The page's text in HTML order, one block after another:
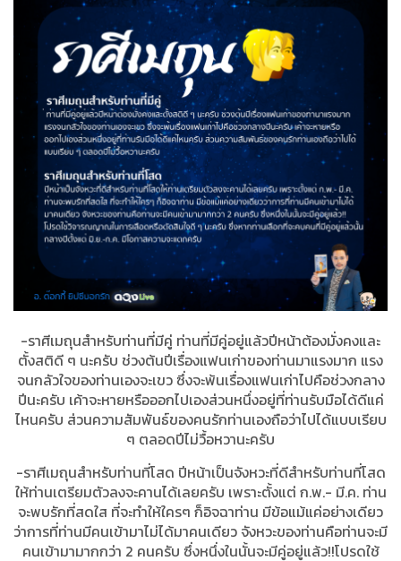
-ราศีเมถุนสำหรับท่านที่มีคู่ ท่านที่มีคู่อยู่แล้วปีหน้าต้องมั่งคงและ
ตั้งสติดี ๆ นะครับ ช่วงต้นปีเรื่องแฟนเก่าของท่านมาแรงมาก แรง
จนกลัวใจของท่านเองจะเขว ซึ่งจะพ้นเรื่องแฟนเก่าไปคือช่วงกลาง
ปีนะครับ เค้าจะหายหรือออกไปเองส่วนหนึ่งอยู่ที่ท่านรับมือได้ดีแค่
ไหนครับ ส่วนความสัมพันธ์ของคนรักท่านเองถือว่าไปได้แบบเรียบ
ๆ ตลอดปีไม่วื้อหวานะครับ
-ราศีเมถุนสำหรับท่านที่โสด ปีหน้าเป็นจังหวะที่ดีสำหรับท่านที่โสด
ให้ท่านเตรียมตัวลงจะคานได้เลยครับ เพราะตั้งแต่ ก.พ.- มี.ค. ท่าน
จะพบรักที่สดใส ที่จะทำให้ใครๆ ก็อิจฉาท่าน มีข้อแม้แค่อย่างเดียว
ว่าการที่ท่านมีคนเข้ามาไม่ได้มาคนเดียว จังหวะของท่านคือท่านจะมี
คนเข้ามามากกว่า 2 คนครับ ซึ่งหนึ่งในนั้นจะมีคู่อยู่แล้ว!!โปรดใช้